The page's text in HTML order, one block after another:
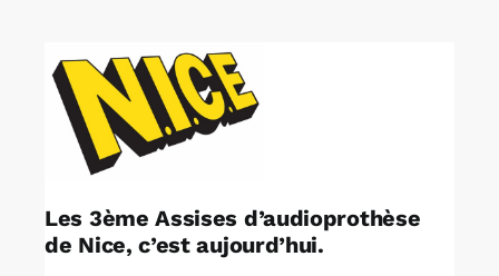
Rechercher:
Annonces emploi
Les 3ème Assises d’audioprothèse
de Nice, c’est aujourd’hui.